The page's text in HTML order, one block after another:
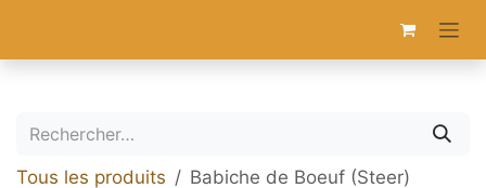
Tous les produits Babiche de Boeuf (Steer)